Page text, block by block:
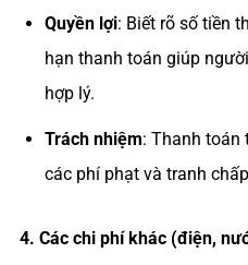
Quyền lợi: Biết rõ số tiền
hạn thanh toán giúp
hợp lý.
Trách nhiệm: Thanh toán
các phí phạt và tranh
Các chi phí khác (điện,